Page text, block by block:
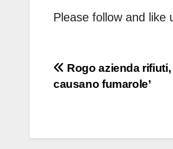
Please follow and like
Navigazione
Rogo azienda
causano fumarole’